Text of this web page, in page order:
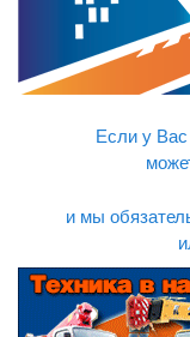
Если у Вас
и мы